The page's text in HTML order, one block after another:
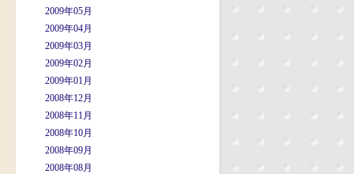
2009年05月
2009年04月
2009年03月
2009年02月
2009年01月
2008年12月
2008年11月
2008年10月
2008年09月
2008年08月